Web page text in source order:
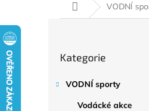
Domů VODNÍ
kategorie
Kategorie
VODNÍ sporty
Vodácké akce